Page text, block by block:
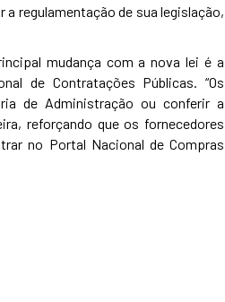
regulamentação de sua legislação,
mudança com a nova lei é a
de Contratações Públicas. “Os
de Administração ou conferir a
reforçando que os fornecedores
no Portal Nacional de Compras